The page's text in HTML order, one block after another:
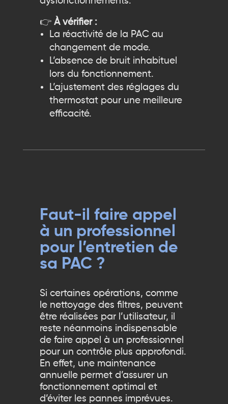
👉 À vérifier :
La réactivité de la PAC au
changement de mode.
L’absence de bruit inhabituel
lors du fonctionnement.
L’ajustement des réglages du
thermostat pour une meilleure
efficacité.
Faut-il faire appel
à un professionnel
pour l’entretien de
sa PAC ?
Si certaines opérations, comme
le nettoyage des filtres, peuvent
être réalisées par l’utilisateur, il
reste néanmoins indispensable
de faire appel à un professionnel
pour un contrôle plus approfondi.
En effet, une maintenance
annuelle permet d’assurer un
fonctionnement optimal et
d’éviter les pannes imprévues.